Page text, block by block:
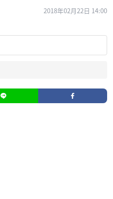
2018年02月22日 14:00